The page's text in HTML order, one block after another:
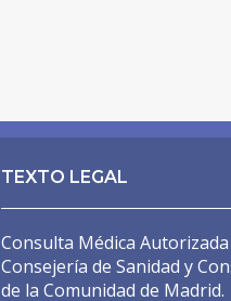
PÁRPADO CAÍDO – PTOSIS
ARMONIZACIÓN DE PECHO
AUMENTO DE PECHO
AUMENTO DE PECHO VÍA
TEXTO LEGAL
Consulta Médica
Consejería de Sanidad y
de la Comunidad de Madrid.